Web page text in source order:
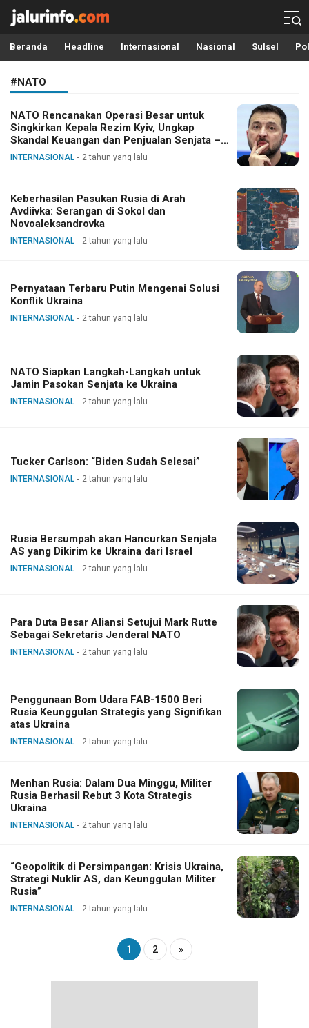
Info Terbaru, Berita Terkini Hari Ini, Jalurinfo.com
Terkini, Akurat dan Terpercaya
Beranda Headline Internasional Nasional Sulsel
#NATO
NATO Rencanakan Operasi Besar untuk
Singkirkan Kepala Rezim Kyiv, Ungkap
Skandal Keuangan dan Penjualan Senjata –
SVR RF
INTERNASIONAL 2 tahun yang lalu
Keberhasilan Pasukan Rusia di Arah
Avdiivka: Serangan di Sokol dan
Novoaleksandrovka
INTERNASIONAL 2 tahun yang lalu
Pernyataan Terbaru Putin Mengenai Solusi
Konflik Ukraina
INTERNASIONAL 2 tahun yang lalu
NATO Siapkan Langkah-Langkah untuk
Jamin Pasokan Senjata ke Ukraina
INTERNASIONAL 2 tahun yang lalu
Tucker Carlson: “Biden Sudah Selesai”
INTERNASIONAL 2 tahun yang lalu
Rusia Bersumpah akan Hancurkan Senjata
AS yang Dikirim ke Ukraina dari Israel
INTERNASIONAL 2 tahun yang lalu
Para Duta Besar Aliansi Setujui Mark Rutte
Sebagai Sekretaris Jenderal NATO
INTERNASIONAL 2 tahun yang lalu
Penggunaan Bom Udara FAB-1500 Beri
Rusia Keunggulan Strategis yang Signifikan
atas Ukraina
INTERNASIONAL 2 tahun yang lalu
Menhan Rusia: Dalam Dua Minggu, Militer
Rusia Berhasil Rebut 3 Kota Strategis
Ukraina
INTERNASIONAL 2 tahun yang lalu
“Geopolitik di Persimpangan: Krisis Ukraina,
Strategi Nuklir AS, dan Keunggulan Militer
Rusia”
INTERNASIONAL 2 tahun yang lalu
1 2 »